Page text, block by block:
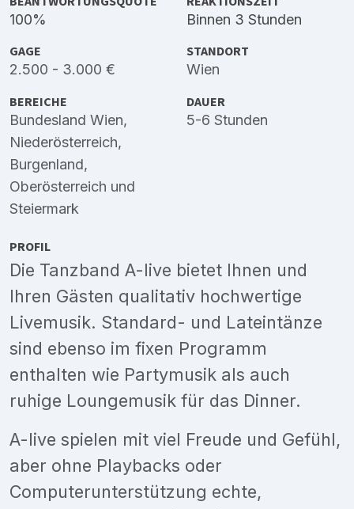
100% Binnen 3 Stunden
GAGE
2.500 - 3.000 €
STANDORT
Wien
BEREICHE
Bundesland Wien,
Niederösterreich,
Burgenland,
Oberösterreich und
Steiermark
DAUER
5-6 Stunden
PROFIL
Die Tanzband A-live bietet Ihnen und
Ihren Gästen qualitativ hochwertige
Livemusik. Standard- und Lateintänze
sind ebenso im fixen Programm
enthalten wie Partymusik als auch
ruhige Loungemusik für das Dinner.
A-live spielen mit viel Freude und Gefühl,
aber ohne Playbacks oder
Computerunterstützung echte,